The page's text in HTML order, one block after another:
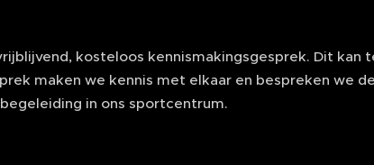
kosteloos kennismakingsgesprek. Dit kan
maken we kennis met elkaar en bespreken we
in ons sportcentrum.